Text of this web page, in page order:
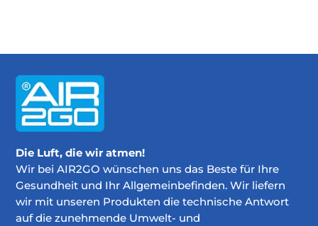
Die Luft, die wir atmen!
Wir bei AIR2GO wünschen uns das Beste für Ihre
Gesundheit und Ihr Allgemeinbefinden. Wir liefern
wir mit unseren Produkten die technische Antwort
auf die zunehmende Umwelt- und